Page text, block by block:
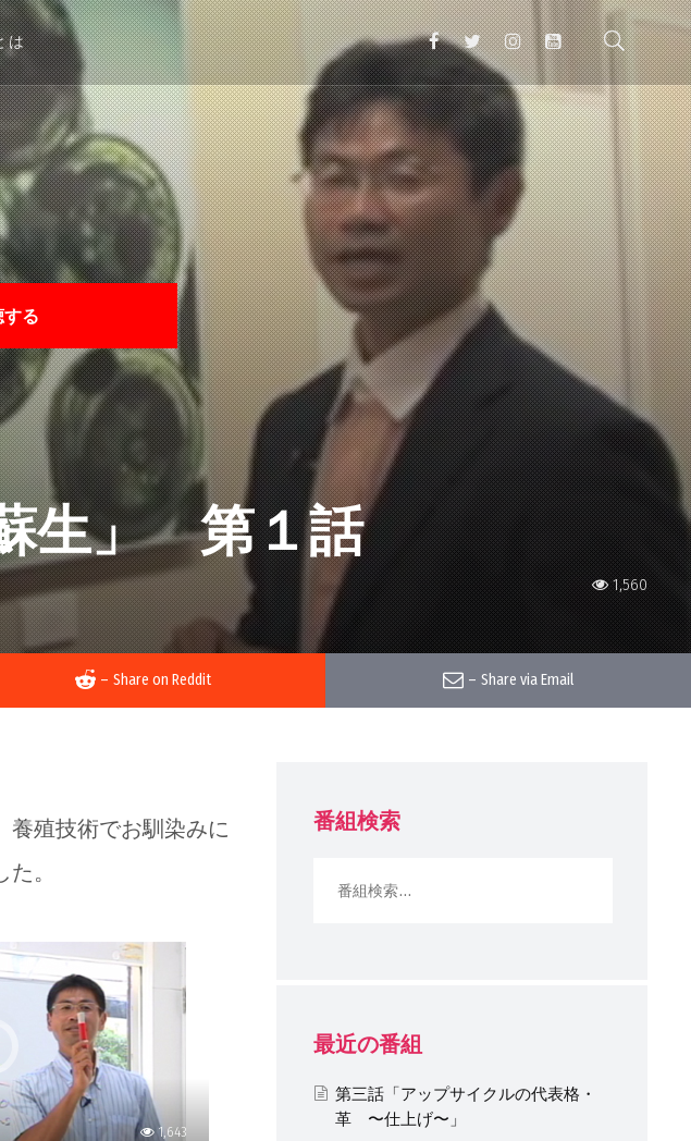
は
る
1,560
生」 第１話
– Share on Reddit – Share via Email
養殖技術でお馴染みに
。
1,643
番組検索
最近の番組
第三話「アップサイクルの代表格・
革 〜仕上げ〜」